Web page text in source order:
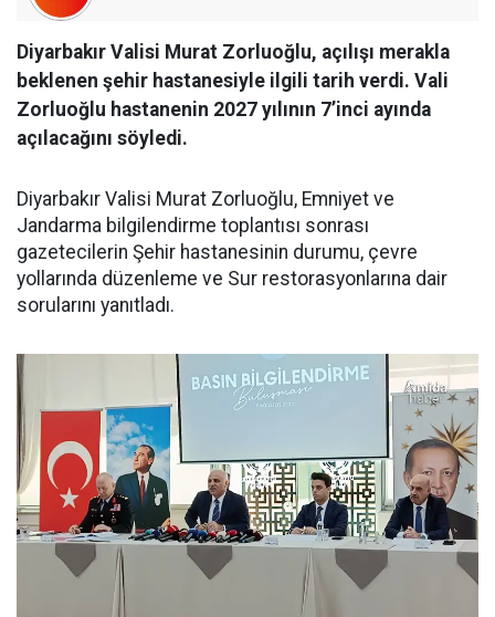
Diyarbakır Valisi Murat Zorluoğlu, açılışı merakla
beklenen şehir hastanesiyle ilgili tarih verdi. Vali
Zorluoğlu hastanenin 2027 yılının 7’inci ayında
açılacağını söyledi.
Diyarbakır Valisi Murat Zorluoğlu, Emniyet ve
Jandarma bilgilendirme toplantısı sonrası
gazetecilerin Şehir hastanesinin durumu, çevre
yollarında düzenleme ve Sur restorasyonlarına dair
sorularını yanıtladı.